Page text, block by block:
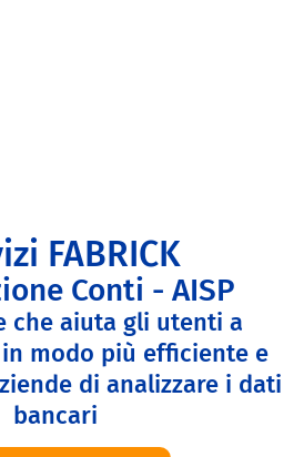
FABRICK
Conti - AISP
che aiuta gli utenti a
modo più efficiente e
di analizzare i dati
bancari